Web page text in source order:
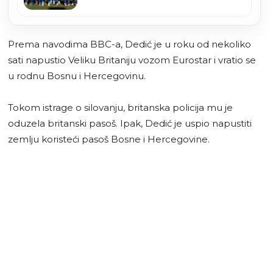
Prema navodima BBC-a, Dedić je u roku od nekoliko
sati napustio Veliku Britaniju vozom Eurostar i vratio se
u rodnu Bosnu i Hercegovinu.
Tokom istrage o silovanju, britanska policija mu je
oduzela britanski pasoš. Ipak, Dedić je uspio napustiti
zemlju koristeći pasoš Bosne i Hercegovine.